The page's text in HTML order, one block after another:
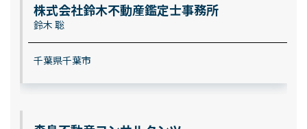
株式会社鈴木不動産鑑定士事務所
鈴木 聡
千葉県千葉市